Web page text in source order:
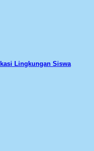
Lingkungan Siswa